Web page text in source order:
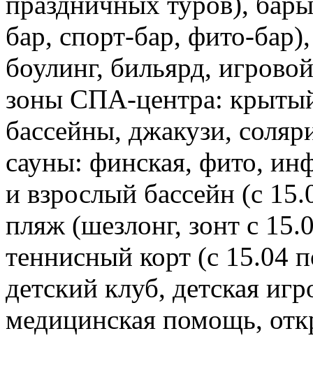
бар, спорт-бар, фито-
боулинг, бильярд,
зоны СПА-центра:
бассейны, джакузи,
сауны: финская, фито,
и взрослый бассейн (с
пляж (шезлонг, зонт с
теннисный корт (с 15.04
детский клуб, детская
медицинская помощь,